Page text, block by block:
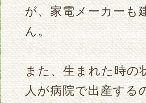
が、家電メーカーも
ん。
また、生まれた時の
人が病院で出産する